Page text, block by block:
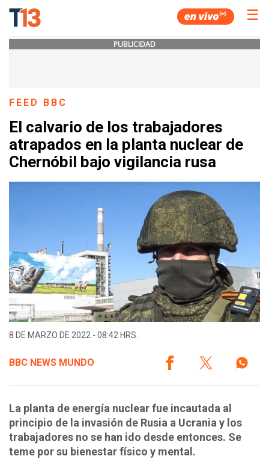
☰
PUBLICIDAD
FEED BBC
El calvario de los trabajadores
atrapados en la planta nuclear de
Chernóbil bajo vigilancia rusa
8 DE MARZO DE 2022 - 08:42 HRS.
BBC NEWS MUNDO
La planta de energía nuclear fue incautada al
principio de la invasión de Rusia a Ucrania y los
trabajadores no se han ido desde entonces. Se
teme por su bienestar físico y mental.